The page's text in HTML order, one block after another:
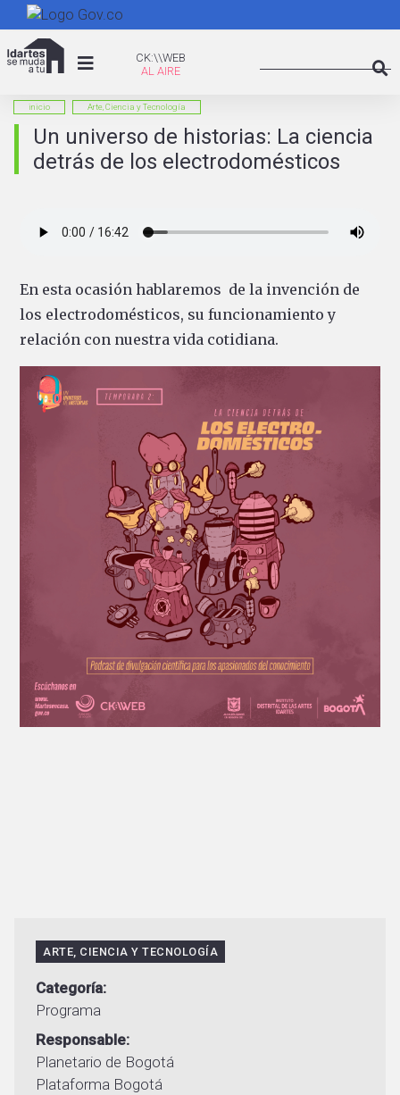
al
CK:\WEB
CK:\\WEB
inicio Arte, Ciencia y Tecnología
Un universo de historias: La ciencia
detrás de los electrodomésticos
En esta ocasión hablaremos de la invención de
los electrodomésticos, su funcionamiento y
relación con nuestra vida cotidiana.
ARTE, CIENCIA Y TECNOLOGÍA
Categoría
Programa
Responsable
Planetario de Bogotá
Plataforma Bogotá